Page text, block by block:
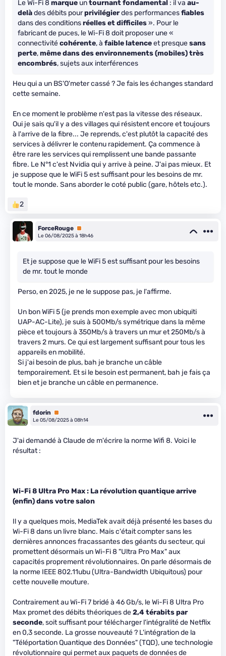
Le Wi-Fi 8 marque untournant fondamental : il va au-
delàdes débits pourprivilégierdes performancesfiables
dans des conditionsréelles et difficiles». Pour le
fabricant de puces, le Wi-Fi 8 doit proposer une «
connectivitécohérente, à faible latenceet presquesans
perte,même dans des environnements (mobiles) très
encombrés, sujets aux interférences
Heu qui a un BS'O'meter cassé ? Je fais les échanges standard
cette semaine.
En ce moment le problème n'est pas la vitesse des réseaux.
Oui je sais qu'il y a des villages qui résistent encore et toujours
à l'arrive de la fibre... Je reprends, c'est plutôt la capacité des
services à délivrer le contenu rapidement. Ça commence à
être rare les services qui remplissent une bande passante
fibre. Le N°1 c'est Nvidia qui y arrive à peine. J'ai pas mieux. Et
je suppose que le WiFi 5 est suffisant pour les besoins de mr.
tout le monde. Sans aborder le coté public (gare, hôtels etc.).
2
ForceRouge Premium
Le 06/08/2025 à 18h46
Et je suppose que le WiFi 5 est suffisant pour les besoins
de mr. tout le monde
Perso, en 2025, je ne le suppose pas, je l'affirme.
Un bon WiFi 5 (je prends mon exemple avec mon ubiquiti
UAP-AC-Lite), je suis à 500Mb/s symétrique dans la même
pièce et toujours à 350Mb/s à travers un mur et 250Mb/s à
travers 2 murs. Ce qui est largement suffisant pour tous les
appareils en mobilité.
Si j'ai besoin de plus, bah je branche un câble
temporairement. Et si le besoin est permanent, bah je fais ça
bien et je branche un câble en permanence.
fdorin
Premium
Le 05/08/2025 à 08h14
J'ai demandé à Claude de m'écrire la norme Wifi 8. Voici le
résultat :
Wi-Fi 8 Ultra Pro Max : La révolution quantique arrive
(enfin) dans votre salon
Il y a quelques mois, MediaTek avait déjà présenté les bases du
Wi-Fi 8 dans un livre blanc. Mais c'était compter sans les
dernières annonces fracassantes des géants du secteur, qui
promettent désormais un Wi-Fi 8 "Ultra Pro Max" aux
capacités proprement révolutionnaires. On parle désormais de
la norme IEEE 802.11ubu (Ultra-Bandwidth Ubiquitous) pour
cette nouvelle mouture.
Contrairement au Wi-Fi 7 bridé à 46 Gb/s, le Wi-Fi 8 Ultra Pro
Max promet des débits théoriques de2,4 térabits par
seconde, soit suffisant pour télécharger l'intégralité de Netflix
en 0,3 seconde. La grosse nouveauté ? L'intégration de la
"Téléportation Quantique des Données" (TQD), une technologie
révolutionnaire qui permet aux paquets de données de